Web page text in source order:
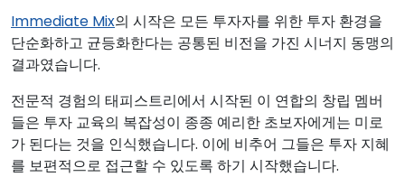
Immediate Mix의 시작은 모든 투자자를 위한 투자 환경을
단순화하고 균등화한다는 공통된 비전을 가진 시너지 동맹의
결과였습니다.
전문적 경험의 태피스트리에서 시작된 이 연합의 창립 멤버
들은 투자 교육의 복잡성이 종종 예리한 초보자에게는 미로
가 된다는 것을 인식했습니다. 이에 비추어 그들은 투자 지혜
를 보편적으로 접근할 수 있도록 하기 시작했습니다.